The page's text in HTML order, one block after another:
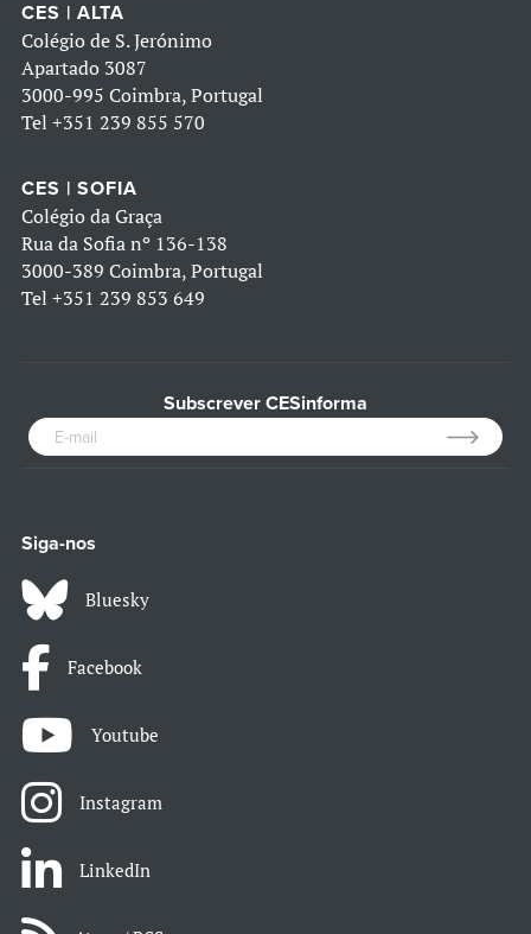
CES | ALTA
Colégio de S. Jerónimo
Apartado 3087
3000-995 Coimbra, Portugal
Tel +351 239 855 570
CES | SOFIA
Colégio da Graça
Rua da Sofia nº 136-138
3000-389 Coimbra, Portugal
Tel +351 239 853 649
Subscrever CESinforma
Siga-nos
Bluesky
Facebook
Youtube
Instagram
LinkedIn